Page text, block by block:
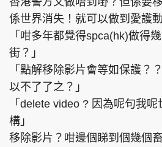
係世界消失！就可以做到愛護動
「咁多年都覺得spca(hk)做得
街？」
「點解移除影片會等如保護？
以不了了之？」
「delete video ? 因為呢句我
構」
移除影片？咁邊個睇到個幾個